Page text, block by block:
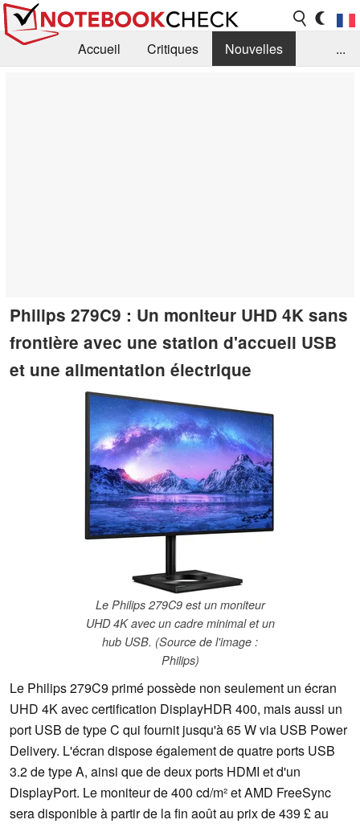
Accueil Critiques
Nouvelles
...
Philips 279C9 : Un moniteur UHD 4K sans
frontière avec une station d'accueil USB
et une alimentation électrique
Le Philips 279C9 est un moniteur
UHD 4K avec un cadre minimal et un
hub USB. (Source de l'image :
Philips)
Le Philips 279C9 primé possède non seulement un écran
UHD 4K avec certification DisplayHDR 400, mais aussi un
port USB de type C qui fournit jusqu'à 65 W via USB Power
Delivery. L'écran dispose également de quatre ports USB
3.2 de type A, ainsi que de deux ports HDMI et d'un
DisplayPort. Le moniteur de 400 cd/m² et AMD FreeSync
sera disponible à partir de la fin août au prix de 439 £ au